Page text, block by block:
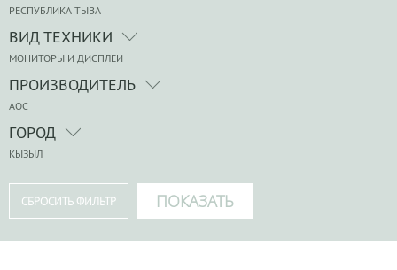
РЕСПУБЛИКА ТЫВА
ВИД ТЕХНИКИ
МОНИТОРЫ И ДИСПЛЕИ
ПРОИЗВОДИТЕЛЬ
AOC
ГОРОД
КЫЗЫЛ